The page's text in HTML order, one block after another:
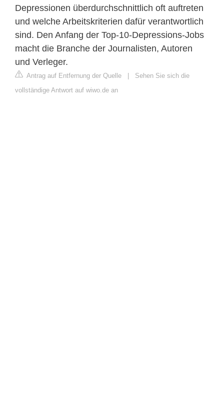
Depressionen überdurchschnittlich oft auftreten
und welche Arbeitskriterien dafür verantwortlich
sind. Den Anfang der Top-10-Depressions-Jobs
macht die Branche der Journalisten, Autoren
und Verleger.
Antrag auf Entfernung der Quelle | Sehen Sie sich die
vollständige Antwort auf wiwo.de an